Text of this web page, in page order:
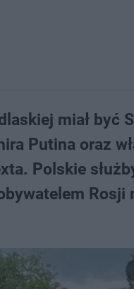
miał być
Putina oraz
Polskie